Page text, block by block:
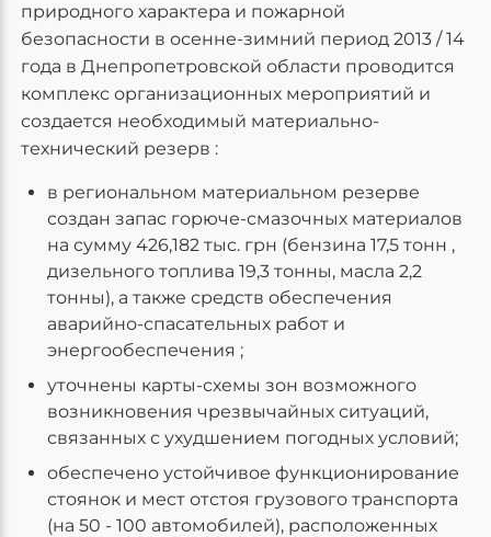
природного характера и пожарной
безопасности в осенне-зимний период 2013 / 14
года в Днепропетровской области проводится
комплекс организационных мероприятий и
создается необходимый материально-
технический резерв :
в региональном материальном резерве
создан запас горюче-смазочных материалов
на сумму 426,182 тыс. грн (бензина 17,5 тонн ,
дизельного топлива 19,3 тонны, масла 2,2
тонны), а также средств обеспечения
аварийно-спасательных работ и
энергообеспечения ;
уточнены карты-схемы зон возможного
возникновения чрезвычайных ситуаций,
связанных с ухудшением погодных условий;
обеспечено устойчивое функционирование
стоянок и мест отстоя грузового транспорта
(на 50 - 100 автомобилей), расположенных